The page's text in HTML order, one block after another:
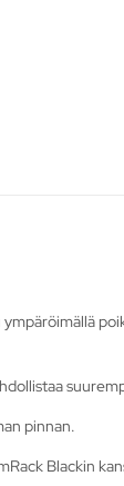
pinnan.
Blackin